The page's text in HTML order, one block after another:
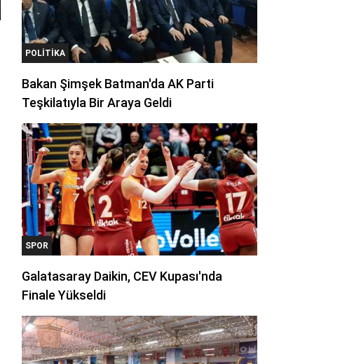
POLITIKA
Bakan Şimşek Batman'da AK Parti
Teşkilatıyla Bir Araya Geldi
SPOR
Galatasaray Daikin, CEV Kupası'nda
Finale Yükseldi